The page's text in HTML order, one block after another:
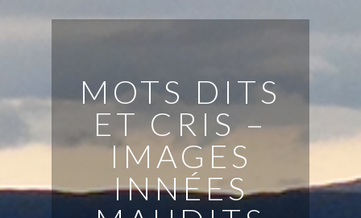
MOTS DITS
ET CRIS –
IMAGES
INNÉES